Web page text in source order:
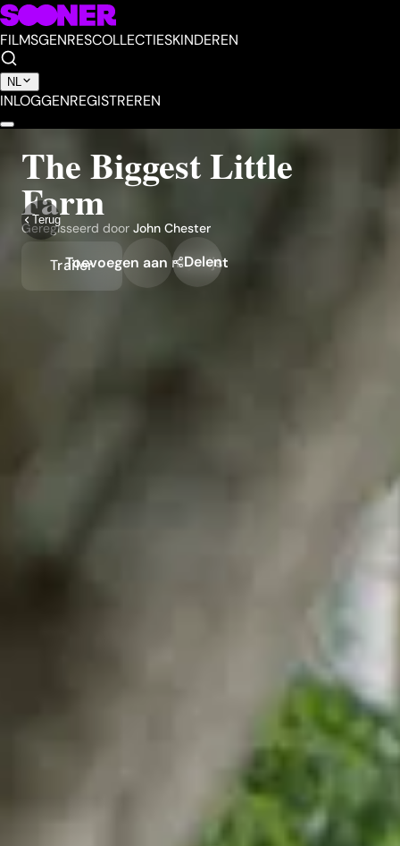
FILMSGENRESCOLLECTIESKINDEREN
NL
INLOGGENREGISTREREN
Terug
The Biggest Little
Farm
Geregisseerd door John Chester
Trailer
Toevoegen aan mijn lijst
Delen